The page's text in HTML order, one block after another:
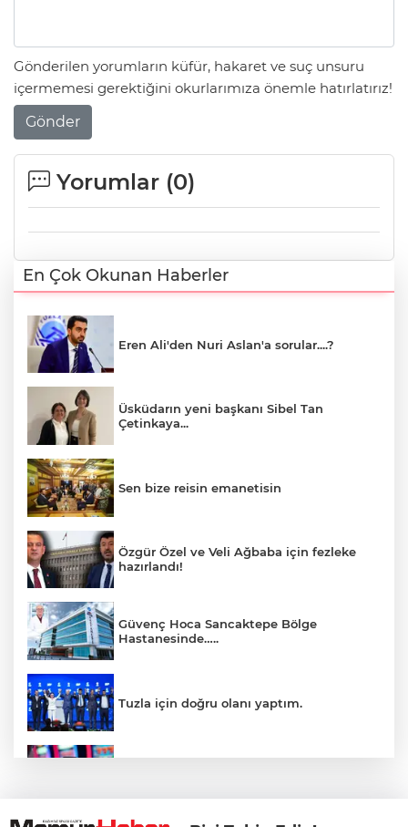
Gönderilen yorumların küfür, hakaret ve suç unsuru
içermemesi gerektiğini okurlarımıza önemle hatırlatırız!
Gönder
Yorumlar (0)
En Çok Okunan Haberler
Eren Ali'den Nuri Aslan'a sorular....?
Üsküdarın yeni başkanı Sibel Tan
Çetinkaya...
Sen bize reisin emanetisin
Özgür Özel ve Veli Ağbaba için fezleke
hazırlandı!
Güvenç Hoca Sancaktepe Bölge
Hastanesinde…..
Tuzla için doğru olanı yaptım.